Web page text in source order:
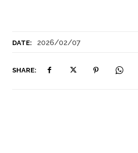
DATE: 2026/02/07
SHARE: